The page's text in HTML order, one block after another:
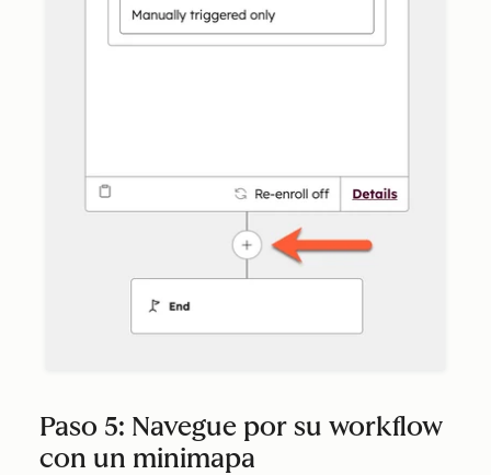
Paso 5: Navegue por su workflow
con un minimapa